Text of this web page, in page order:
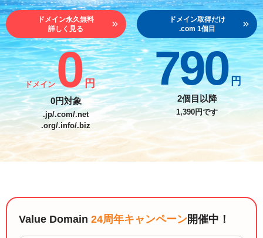
Value Domain Analyzer
Value AI Writer
Value Domainにログイン
外部サービスでの登録が一部未対応（Google等）
おすすめ One レンタルサーバーを含む最新の機能を使う方
Value Domain Oneにログイン
Value Domainユーザー登録
外部サービスでの登録が一部未対応（Google等）
おすすめ One レンタルサーバーを含む最新の機能を使う方
Value Domain Oneアカウント作成
以下でも登録可能
Google Yahoo!
ドメイン永久無料
詳しく見る
ドメイン0 円
0円対象
.jp/.com/.net
.org/.info/.biz
ドメイン取得だけ
.com 1個目
790 円
2個目以降
1,390円です
Value Domain 24周年キャンペーン開催中！